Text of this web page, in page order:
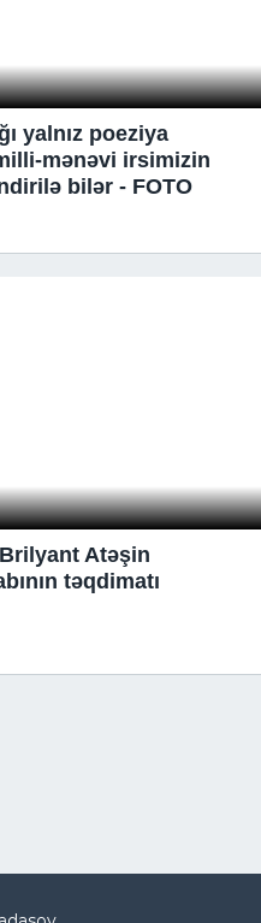
yalnız poeziya
mənəvi irsimizin
bilər - FOTO
Atəşin
təqdimatı